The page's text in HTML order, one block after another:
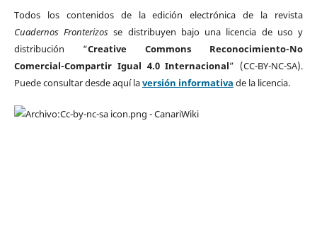
Todos los contenidos de la edición electrónica de la revista
Cuadernos Fronterizos se distribuyen bajo una licencia de uso y
distribución “Creative Commons Reconocimiento-No
Comercial-Compartir Igual 4.0 Internacional” (CC-BY-NC-SA).
Puede consultar desde aquí laversión informativa de la licencia.